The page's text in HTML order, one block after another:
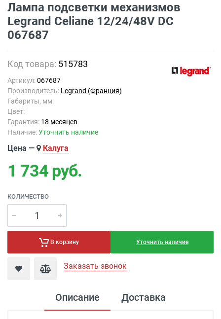
Лампа подсветки механизмов
Legrand Celiane 12/24/48V DC
067687
Код товара: 515783
Артикул:067687
Производитель: Legrand (Франция)
Габариты, мм:
Цвет:
Гарантия: 18 месяцев
Наличие:Уточнить наличие
Цена — Калуга
1 734 руб.
КОЛИЧЕСТВО
В корзину Уточнить наличие
Заказать звонок
Описание Доставка